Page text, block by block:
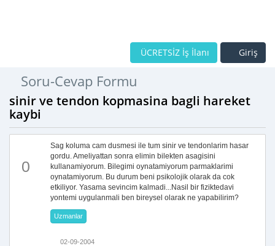
Giriş
ÜCRETSİZ İş İlanı
Soru-Cevap Formu
sinir ve tendon kopmasina bagli hareket
kaybi
0
Sag koluma cam dusmesi ile tum sinir ve tendonlarim hasar
gordu. Ameliyattan sonra elimin bilekten asagisini
kullanamiyorum. Bilegimi oynatamiyorum parmaklarimi
oynatamiyorum. Bu durum beni psikolojik olarak da cok
etkiliyor. Yasama sevincim kalmadi...Nasil bir fiziktedavi
yontemi uygulanmali ben bireysel olarak ne yapabilirim?
Uzmanlar
02-09-2004